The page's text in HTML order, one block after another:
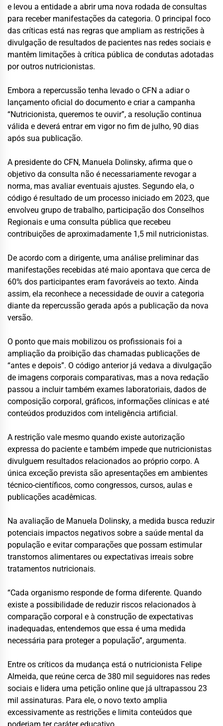
e levou a entidade a abrir uma nova rodada de consultas
para receber manifestações da categoria. O principal foco
das críticas está nas regras que ampliam as restrições à
divulgação de resultados de pacientes nas redes sociais e
mantêm limitações à crítica pública de condutas adotadas
por outros nutricionistas.
Embora a repercussão tenha levado o CFN a adiar o
lançamento oficial do documento e criar a campanha
“Nutricionista, queremos te ouvir”, a resolução continua
válida e deverá entrar em vigor no fim de julho, 90 dias
após sua publicação.
A presidente do CFN, Manuela Dolinsky, afirma que o
objetivo da consulta não é necessariamente revogar a
norma, mas avaliar eventuais ajustes. Segundo ela, o
código é resultado de um processo iniciado em 2023, que
envolveu grupo de trabalho, participação dos Conselhos
Regionais e uma consulta pública que recebeu
contribuições de aproximadamente 1,5 mil nutricionistas.
De acordo com a dirigente, uma análise preliminar das
manifestações recebidas até maio apontava que cerca de
60% dos participantes eram favoráveis ao texto. Ainda
assim, ela reconhece a necessidade de ouvir a categoria
diante da repercussão gerada após a publicação da nova
versão.
O ponto que mais mobilizou os profissionais foi a
ampliação da proibição das chamadas publicações de
“antes e depois”. O código anterior já vedava a divulgação
de imagens corporais comparativas, mas a nova redação
passou a incluir também exames laboratoriais, dados de
composição corporal, gráficos, informações clínicas e até
conteúdos produzidos com inteligência artificial.
A restrição vale mesmo quando existe autorização
expressa do paciente e também impede que nutricionistas
divulguem resultados relacionados ao próprio corpo. A
única exceção prevista são apresentações em ambientes
técnico-científicos, como congressos, cursos, aulas e
publicações acadêmicas.
Na avaliação de Manuela Dolinsky, a medida busca reduzir
potenciais impactos negativos sobre a saúde mental da
população e evitar comparações que possam estimular
transtornos alimentares ou expectativas irreais sobre
tratamentos nutricionais.
“Cada organismo responde de forma diferente. Quando
existe a possibilidade de reduzir riscos relacionados à
comparação corporal e à construção de expectativas
inadequadas, entendemos que essa é uma medida
necessária para proteger a população”, argumenta.
Entre os críticos da mudança está o nutricionista Felipe
Almeida, que reúne cerca de 380 mil seguidores nas redes
sociais e lidera uma petição online que já ultrapassou 23
mil assinaturas. Para ele, o novo texto amplia
excessivamente as restrições e limita conteúdos que
poderiam ter caráter educativo.